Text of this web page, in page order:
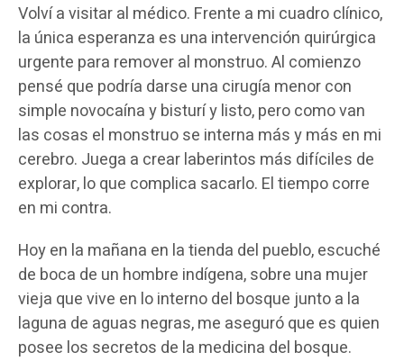
Volví a visitar al médico. Frente a mi cuadro clínico,
la única esperanza es una intervención quirúrgica
urgente para remover al monstruo. Al comienzo
pensé que podría darse una cirugía menor con
simple novocaína y bisturí y listo, pero como van
las cosas el monstruo se interna más y más en mi
cerebro. Juega a crear laberintos más difíciles de
explorar, lo que complica sacarlo. El tiempo corre
en mi contra.
Hoy en la mañana en la tienda del pueblo, escuché
de boca de un hombre indígena, sobre una mujer
vieja que vive en lo interno del bosque junto a la
laguna de aguas negras, me aseguró que es quien
posee los secretos de la medicina del bosque.